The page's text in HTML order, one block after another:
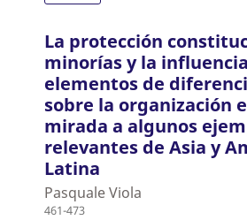
La protección
minorías y la
elementos de
sobre la organización
mirada a algunos
relevantes de Asia y
Latina
Pasquale Viola
461-473